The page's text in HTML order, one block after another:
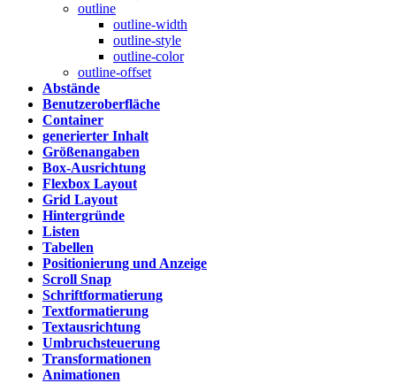
outline
outline-width
outline-style
outline-color
outline-offset
Abstände
Benutzeroberfläche
Container
generierter Inhalt
Größenangaben
Box-Ausrichtung
Flexbox Layout
Grid Layout
Hintergründe
Listen
Tabellen
Positionierung und Anzeige
Scroll Snap
Schriftformatierung
Textformatierung
Textausrichtung
Umbruchsteuerung
Transformationen
Animationen